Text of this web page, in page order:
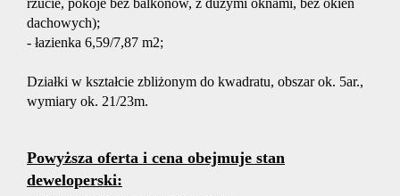
rzucie, pokoje bez balkonów, z dużymi oknami, bez okien
dachowych);
- łazienka 6,59/7,87 m2;
Działki w kształcie zbliżonym do kwadratu, obszar ok. 5ar.,
wymiary ok. 21/23m.
Powyższa oferta i cena obejmuje stan
deweloperski: